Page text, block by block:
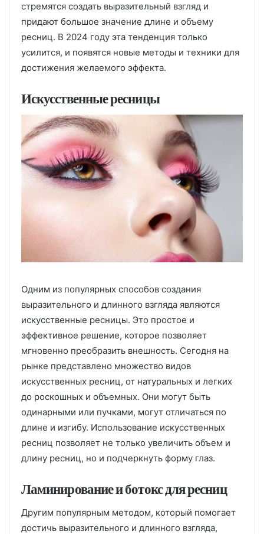
стремятся создать выразительный взгляд и
придают большое значение длине и объему
ресниц. В 2024 году эта тенденция только
усилится, и появятся новые методы и техники для
достижения желаемого эффекта.
Искусственные ресницы
Одним из популярных способов создания
выразительного и длинного взгляда являются
искусственные ресницы. Это простое и
эффективное решение, которое позволяет
мгновенно преобразить внешность. Сегодня на
рынке представлено множество видов
искусственных ресниц, от натуральных и легких
до роскошных и объемных. Они могут быть
одинарными или пучками, могут отличаться по
длине и изгибу. Использование искусственных
ресниц позволяет не только увеличить объем и
длину ресниц, но и подчеркнуть форму глаз.
Ламинирование и ботокс для ресниц
Другим популярным методом, который помогает
достичь выразительного и длинного взгляда,